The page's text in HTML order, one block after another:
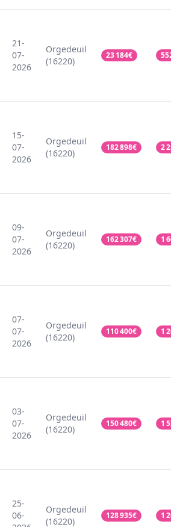
21-
07-
2026
Orgedeuil
(16220)
23 184€
15-
07-
2026
Orgedeuil
(16220)
182 898€ 2
09-
07-
2026
Orgedeuil
(16220)
162 307€ 1
07-
07-
2026
Orgedeuil
(16220)
110 400€ 1
03-
07-
2026
Orgedeuil
(16220)
150 480€ 1
25-
06-
Orgedeuil
(16220)
128 935€ 1